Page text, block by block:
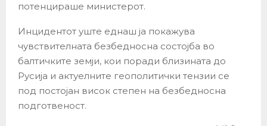
потенцираше министерот.
Инцидентот уште еднаш ја покажува
чувствителната безбедносна состојба во
балтичките земји, кои поради близината до
Русија и актуелните геополитички тензии се
под постојан висок степен на безбедносна
подготвеност.